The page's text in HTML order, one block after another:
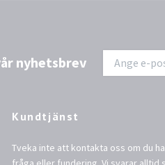
nyhetsbrev
Kundtjänst
Tveka inte att kontakta oss om du